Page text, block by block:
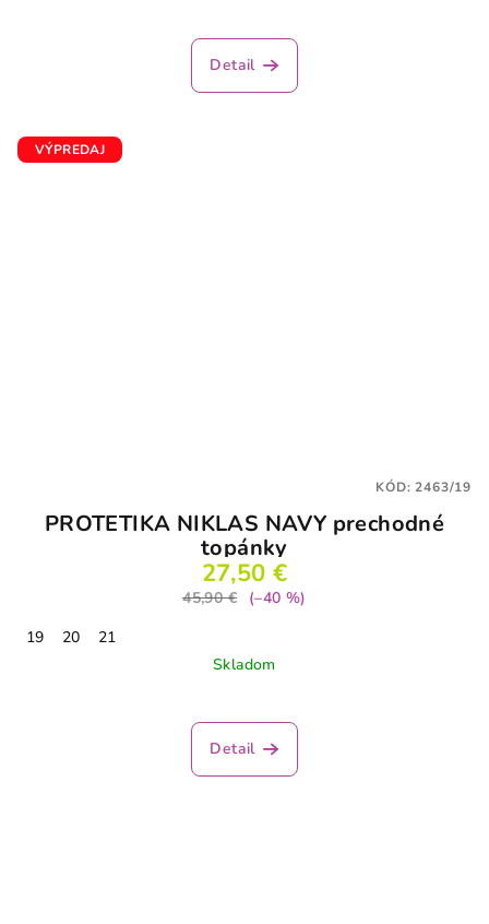
hodnotenie
produktu
Detail
VÝPREDAJ
PROTETIKA NIKLAS NAVY prechodné
topánky
27,50 €
45,90 €
(–40 %)
19
20
21
Skladom
hodnotenie
produktu
Detail
KÓD:2463/19